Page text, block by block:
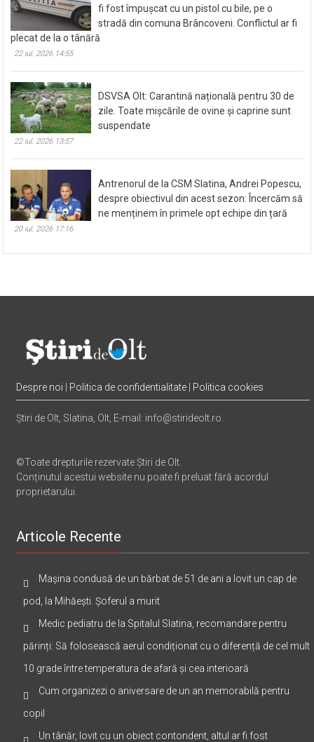
fi fost împușcat cu un pistol cu bile, pe o
stradă din comuna Brâncoveni. Conflictul ar fi
plecat de la o tânără
22 iul. 2026 14:55
DSVSA Olt: Carantină națională pentru 30 de
zile. Toate mișcările de ovine și caprine sunt
suspendate
22 iul. 2026 13:57
Antrenorul de la CSM Slatina, Andrei Popescu,
despre obiectivul din acest sezon: Încercăm să
ne menținem în primele opt echipe din țară
20 iul. 2026 17:16
Despre noi Politica de confidentialitate Politica cookies
Știri de Olt, Slatina, Olt, E-mail: info@stirideolt.ro.
©Toate drepturile rezervate Știri de Olt.
Conținutul acestui website nu poate fi preluat fără acordul
proprietarului.
Articole Recente
Mașina condusă de un bărbat de 51 de ani a lovit un cap de
pod, la Mihăești. Șoferul a murit
Medic pediatru de la Spitalul Slatina, recomandare pentru
părinți: Să folosească aerul condiționat cu o diferență de cel mult
10 grade între temperatura de afară și cea interioară
Cum organizezi o aniversare de un an memorabilă pentru
copil
Un tânăr, lovit cu un obiect contondent, altul ar fi fost